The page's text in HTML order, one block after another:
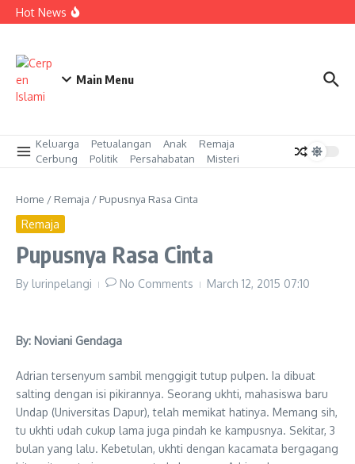
Skip to content
Hot News
Kasawari (16)
Main Menu
Keluarga Petualangan Anak
Remaja
Cerbung
Politik Persahabatan Misteri
Home / Remaja / Pupusnya Rasa Cinta
Remaja
Pupusnya Rasa Cinta
By lurinpelangi No Comments March 12, 2015 07:10
By: Noviani Gendaga
Adrian tersenyum sambil menggigit tutup pulpen. Ia dibuat
salting dengan isi pikirannya. Seorang ukhti, mahasiswa baru
Undap (Universitas Dapur), telah memikat hatinya. Memang sih,
tu ukhti udah cukup lama juga pindah ke kampusnya. Sekitar, 3
bulan yang lalu. Kebetulan, ukhti dengan kacamata bergagang